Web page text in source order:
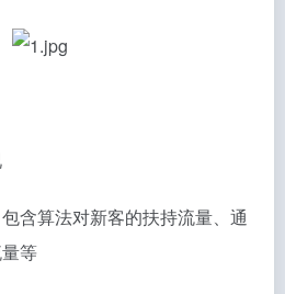
含算法对新客的扶持流量、通
等